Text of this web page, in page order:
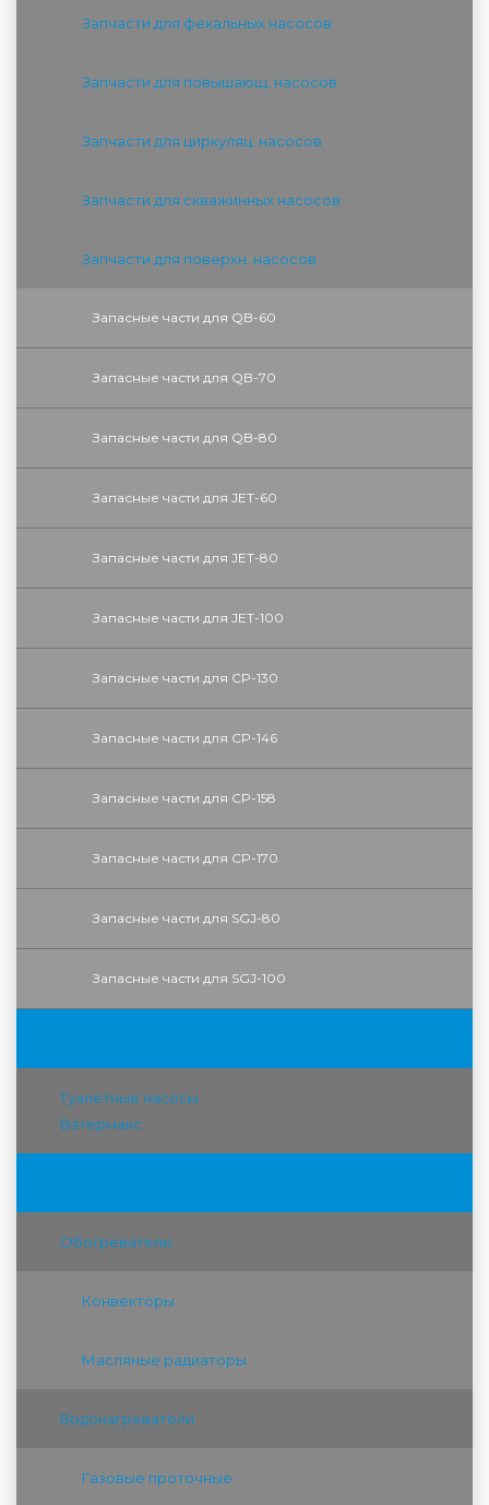
Запчасти для фекальных насосов
Запчасти для повышающ. насосов
Запчасти для циркуляц. насосов
Запчасти для скважинных насосов
Запчасти для поверхн. насосов
Запасные части для QB-60
Запасные части для QB-70
Запасные части для QB-80
Запасные части для JET-60
Запасные части для JET-80
Запасные части для JET-100
Запасные части для CP-130
Запасные части для CP-146
Запасные части для CP-158
Запасные части для CP-170
Запасные части для SGJ-80
Запасные части для SGJ-100
Туалетные насосы
Ватермакс
Обогреватели
Конвекторы
Масляные радиаторы
Водонагреватели
Газовые проточные